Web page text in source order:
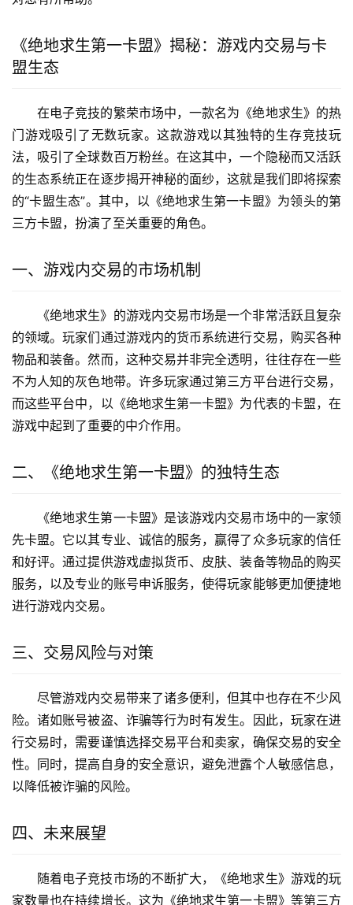
《绝地求生第一卡盟》揭秘：游戏内交易与卡
盟生态
在电子竞技的繁荣市场中，一款名为《绝地求生》的热
门游戏吸引了无数玩家。这款游戏以其独特的生存竞技玩
法，吸引了全球数百万粉丝。在这其中，一个隐秘而又活跃
的生态系统正在逐步揭开神秘的面纱，这就是我们即将探索
的“卡盟生态”。其中，以《绝地求生第一卡盟》为领头的第
三方卡盟，扮演了至关重要的角色。
一、游戏内交易的市场机制
《绝地求生》的游戏内交易市场是一个非常活跃且复杂
的领域。玩家们通过游戏内的货币系统进行交易，购买各种
物品和装备。然而，这种交易并非完全透明，往往存在一些
不为人知的灰色地带。许多玩家通过第三方平台进行交易，
而这些平台中，以《绝地求生第一卡盟》为代表的卡盟，在
游戏中起到了重要的中介作用。
二、《绝地求生第一卡盟》的独特生态
《绝地求生第一卡盟》是该游戏内交易市场中的一家领
先卡盟。它以其专业、诚信的服务，赢得了众多玩家的信任
和好评。通过提供游戏虚拟货币、皮肤、装备等物品的购买
服务，以及专业的账号申诉服务，使得玩家能够更加便捷地
进行游戏内交易。
三、交易风险与对策
尽管游戏内交易带来了诸多便利，但其中也存在不少风
险。诸如账号被盗、诈骗等行为时有发生。因此，玩家在进
行交易时，需要谨慎选择交易平台和卖家，确保交易的安全
性。同时，提高自身的安全意识，避免泄露个人敏感信息，
以降低被诈骗的风险。
四、未来展望
随着电子竞技市场的不断扩大，《绝地求生》游戏的玩
家数量也在持续增长。这为《绝地求生第一卡盟》等第三方